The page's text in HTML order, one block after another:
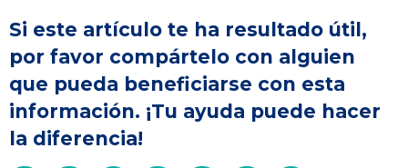
Si este artículo te ha resultado útil,
por favor compártelo con alguien
que pueda beneficiarse con esta
información. ¡Tu ayuda puede hacer
la diferencia!